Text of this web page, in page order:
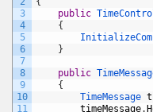
3
4
5
6
7
8
9
10
11
public
{
}
public
{
TimeMessage
timeMessage.